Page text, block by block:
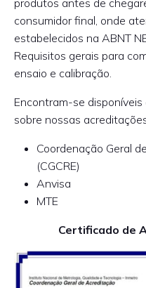
produtos antes de
consumidor final, onde
estabelecidos na ABNT
Requisitos gerais para
ensaio e calibração.
Encontram-se
sobre nossas
Coordenação Geral
(CGCRE)
Anvisa
MTE
Certificado de